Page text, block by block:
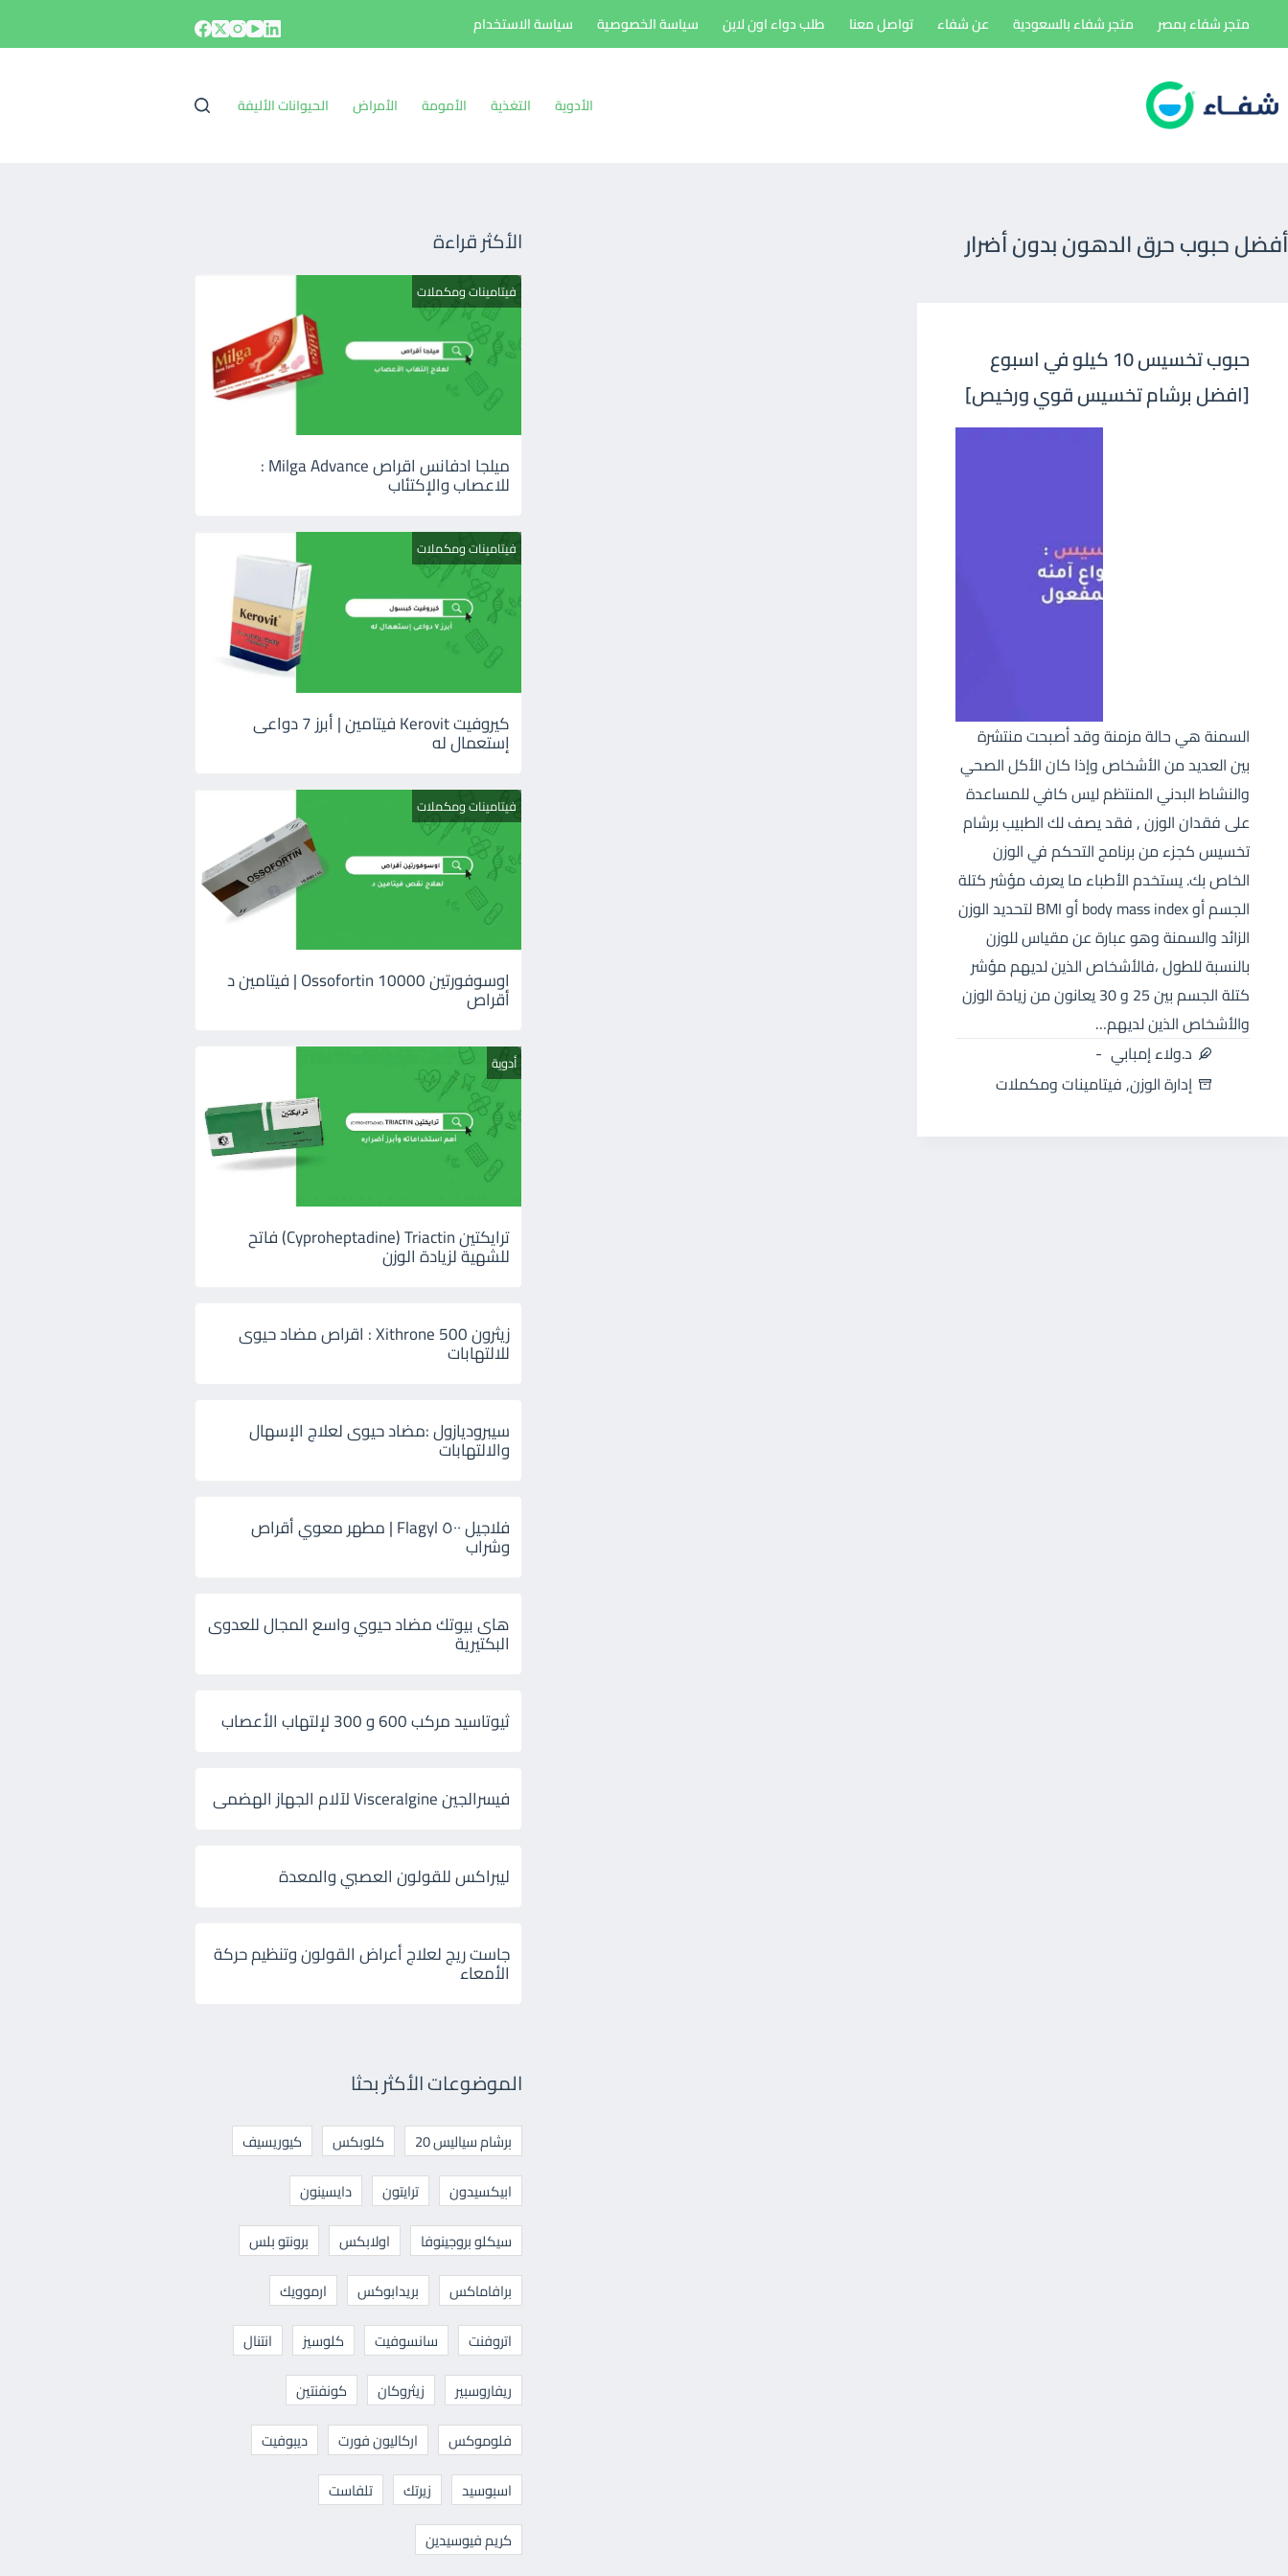
إلى
متجر شفاء بمصر متجر شفاء بالسعودية عن شفاء تواصل معنا طلب دواء اون لاين سياسة الخصوصية سياسة الاستخدام
الأدوية التغذية الأمومة الأمراض الحيوانات الأليفة
أفضل حبوب حرق الدهون بدون أضرار
حبوب تخسيس 10 كيلو في اسبوع
[افضل برشام تخسيس قوي ورخيص]
السمنة هي حالة مزمنة وقد أصبحت منتشرة
بين العديد من الأشخاص وإذا كان الأكل الصحي
والنشاط البدني المنتظم ليس كافي للمساعدة
على فقدان الوزن , فقد يصف لك الطبيب برشام
تخسيس كجزء من برنامج التحكم في الوزن
الخاص بك. يستخدم الأطباء ما يعرف مؤشر كتلة
الجسم أو body mass index أو BMI لتحديد الوزن
الزائد والسمنة وهو عبارة عن مقياس للوزن
بالنسبة للطول ،فالأشخاص الذين لديهم مؤشر
كتلة الجسم بين 25 و 30 يعانون من زيادة الوزن
والأشخاص الذين لديهم…
د.ولاء إمبابي
إدارة الوزن,فيتامينات ومكملات
الأكثر قراءة
فيتامينات ومكملات
ميلجا ادفانس اقراص Milga Advance :
للاعصاب والإكتئاب
فيتامينات ومكملات
كيروفيت Kerovit فيتامين | أبرز 7 دواعى
إستعمال له
فيتامينات ومكملات
اوسوفورتين 10000 Ossofortin | فيتامين د
أقراص
أدوية
ترايكتين Cyproheptadine) Triactin) فاتح
للشهية لزيادة الوزن
زيثرون 500 Xithrone : اقراص مضاد حيوى
للالتهابات
سيبروديازول :مضاد حيوى لعلاج الإسهال
والالتهابات
فلاجيل ٥٠٠ Flagyl | مطهر معوي أقراص
وشراب
هاى بيوتك مضاد حيوي واسع المجال للعدوى
البكتيرية
ثيوتاسيد مركب 600 و 300 لإلتهاب الأعصاب
فيسرالجين Visceralgine لآلام الجهاز الهضمى
ليبراكس للقولون العصبي والمعدة
جاست ريج لعلاج أعراض القولون وتنظيم حركة
الأمعاء
الموضوعات الأكثر بحثا
برشام سياليس 20 كلوبكس
كيوريسيف
ابيكسيدون
ترايتون
دايسينون
سيكلو بروجينوفا
اولابكس
برونتو بلس
برافاماكس
بريدابوكس
ارموويك
اتروفنت
سانسوفيت كلوسيز
انتنال
ريفاروسبير
زيثروكان
كونفنتين
فلوموكس
اركاليون فورت
ديبوفيت
اسبوسيد
زيرتك
تلفاست
كريم فيوسيدين